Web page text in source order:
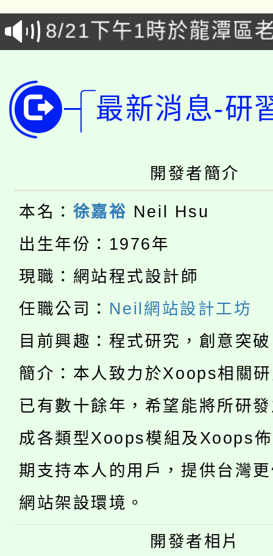
場熱烈登場!
8/21下午1時於龍潭區
徵才活動。
YOUNG桃局內行報名
局官網。
8月14至27日，桃園電
開!
115年桃園市運動會8/
視費優惠，中低收入戶
半價優惠，詳情可洽有
者。
大園自造教育及科技
份教師增能研習
大溪自造教育及科技中
份教師研習
淨零綠生活教案入校路
會
115年食農教育專業人
程
「本色祭」8/29、30在
場熱烈登場!
8/21下午1時於龍潭區
徵才活動。
局官網。
8月14至27日，桃園電
115年桃園市運動會8/
田徑場及游泳池舉行。
桃園市低收入戶享有免
視費優惠，中低收入戶
半價優惠，詳情可洽有
大園自造教育及科技中
份教師增能研習
大溪自造教育及科技中
份教師研習
淨零綠生活教案入校路
最新消息-研
開發者簡介
本名： 徐嘉裕 Neil Hsu
出生年份：1976年
現職：網站程式設計師
任職公司： Neil網站設計工坊
目前興趣：程式研究，創意突
簡介：本人致力於Xoops相關
已有數十餘年，希望能將所研
成各類型Xoops模組及Xoops
期支持本人的用戶，提供台灣
網站架設環境。
開發者相片